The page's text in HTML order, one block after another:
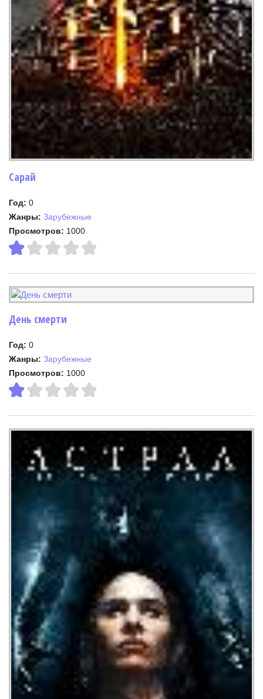
Сарай
Год: 0
Жанры: Зарубежные
Просмотров: 1000
День смерти
Год: 0
Жанры: Зарубежные
Просмотров: 1000